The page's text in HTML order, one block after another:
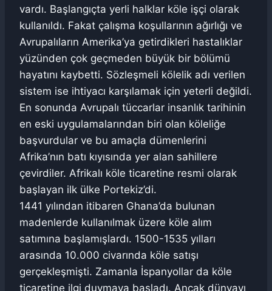
vardı. Başlangıçta yerli halklar köle işçi olarak
kullanıldı. Fakat çalışma koşullarının ağırlığı ve
Avrupalıların Amerika’ya getirdikleri hastalıklar
yüzünden çok geçmeden büyük bir bölümü
hayatını kaybetti. Sözleşmeli kölelik adı verilen
sistem ise ihtiyacı karşılamak için yeterli değildi.
En sonunda Avrupalı tüccarlar insanlık tarihinin
en eski uygulamalarından biri olan köleliğe
başvurdular ve bu amaçla dümenlerini
Afrika’nın batı kıyısında yer alan sahillere
çevirdiler. Afrikalı köle ticaretine resmi olarak
başlayan ilk ülke Portekiz’di.
1441 yılından itibaren Ghana’da bulunan
madenlerde kullanılmak üzere köle alım
satımına başlamışlardı. 1500-1535 yılları
arasında 10.000 civarında köle satışı
gerçekleşmişti. Zamanla İspanyollar da köle
ticaretine ilgi duymaya başladı. Ancak dünyayı